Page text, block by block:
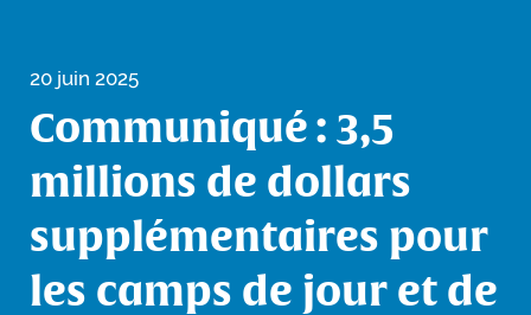
20 juin 2025
Communiqué : 3,5
millions de dollars
supplémentaires pour
les camps de jour et de